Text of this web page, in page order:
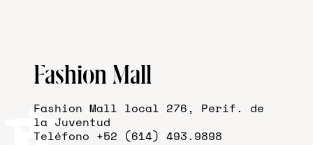
Fashion Mall
Fashion Mall local 276, Perif. de
la Juventud
Teléfono +52 (614) 493.9898